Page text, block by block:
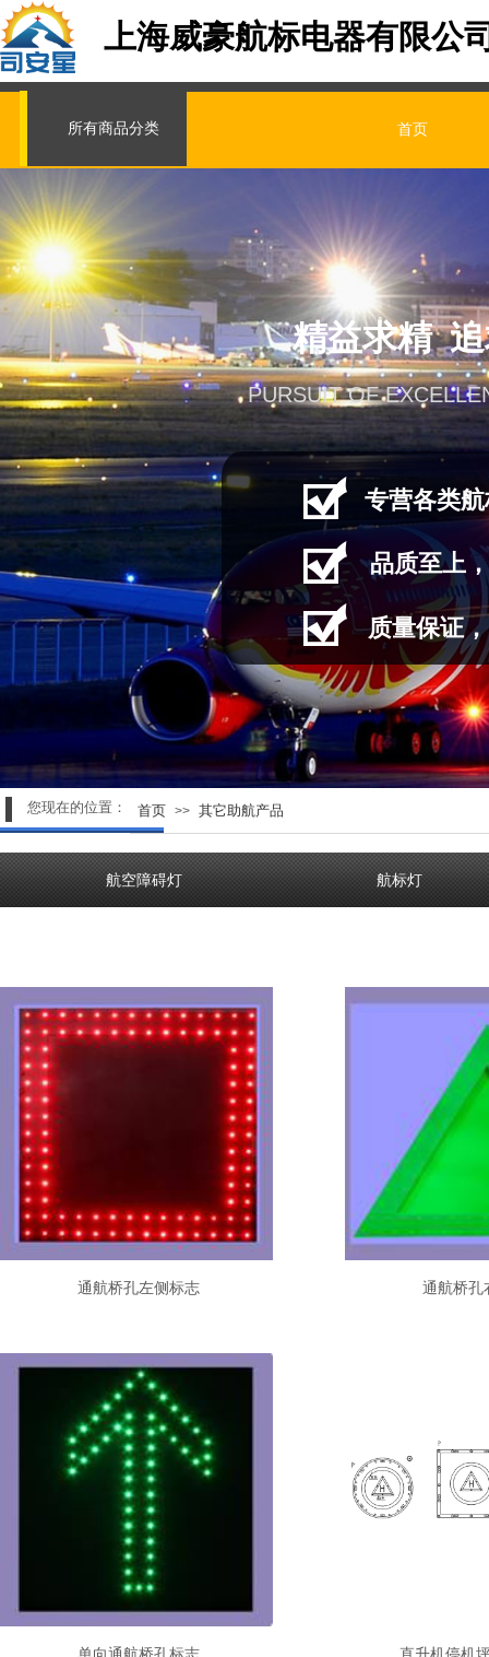
上海威豪航标电器有限公
所有商品分类 首页
精益求精
PURSUIT OF
专营各类
品质至上
质量保证
您现在的位置： 首页 >> 其它助航产品
航空障碍灯 航标灯
通航桥孔左侧标志 通航桥孔
推荐产品